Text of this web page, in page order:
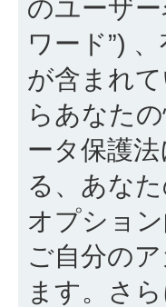
のユーザ
ワード”)
が含まれ
らあなた
ータ保護
る、あな
オプショ
ご自分の
ます。さ